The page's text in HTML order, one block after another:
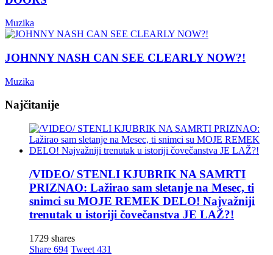
Muzika
JOHNNY NASH CAN SEE CLEARLY NOW?!
Muzika
Najčitanije
/VIDEO/ STENLI KJUBRIK NA SAMRTI
PRIZNAO: Lažirao sam sletanje na Mesec, ti
snimci su MOJE REMEK DELO! Najvažniji
trenutak u istoriji čovečanstva JE LAŽ?!
1729 shares
Share 694 Tweet 431